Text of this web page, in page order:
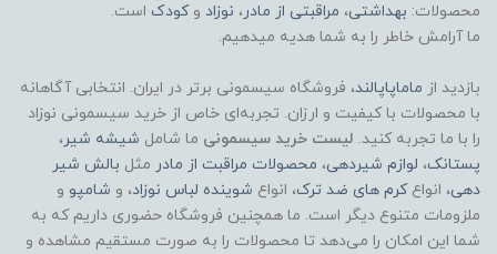
محصولات: بهداشتی، مراقبتی از مادر، نوزاد وکودک است.
ما آرامش خاطر را به شما هدیه میدهیم.
بازدید از ماماپاپالند، فروشگاه سیسمونی برتر در ایران. انتخابی آگاهانه
با محصولات با کیفیت و ارزان. تجربه‌ای خاص از خرید سیسمونی نوزاد
را با ما تجربه کنید. لیست خرید سیسمونی ما شامل شیشه شیر،
پستانک، لوازم شیردهی، محصولات مراقبت از مادر مثل بالش شیر
دهی، انواعکرم های ضد ترک، انواع شوینده لباس نوزاد، و شامپو و
ملزومات متنوع دیگر است. ما همچنین فروشگاه حضوری داریم که به
شما این امکان را می‌دهد تا محصولات را به صورت مستقیم مشاهده و